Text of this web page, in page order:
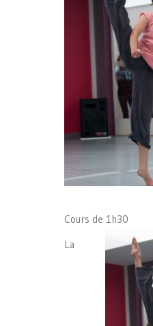
Cours de 1h30
La